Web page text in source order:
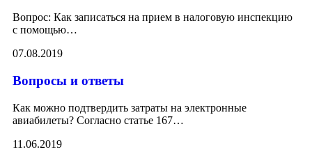
Вопрос: Как записаться на прием в налоговую инспекцию
с помощью…
07.08.2019
Вопросы и ответы
Как можно подтвердить затраты на электронные
авиабилеты? Согласно статье 167…
11.06.2019